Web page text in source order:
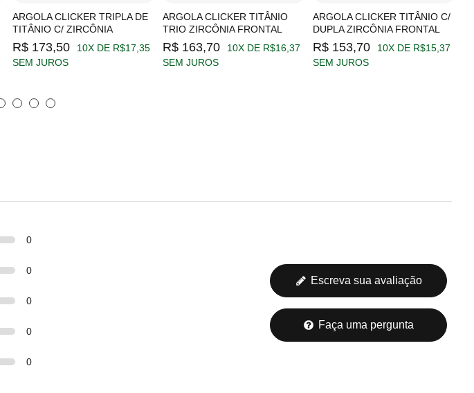
ARGOLA CLICKER TRIPLA DE
TITÂNIO C/ ZIRCÔNIA
R$ 173,50
10X DE R$17,35
SEM JUROS
ARGOLA CLICKER TITÂNIO
TRIO ZIRCÔNIA FRONTAL
R$ 163,70
10X DE R$16,37
SEM JUROS
ARGOLA CLICKER TITÂNIO C/
DUPLA ZIRCÔNIA FRONTAL
R$ 153,70
10X DE R$15,37
SEM JUROS
0
0
0
0
0
Escreva sua avaliação
Faça uma pergunta